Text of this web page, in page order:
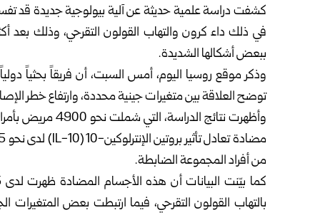
كشفت دراسة علمية حديثة عن آلية بيولوجية جديدة قد
في ذلك داء كرون والتهاب القولون التقرحي، وذلك بعد
ببعض أشكالها الشديدة.
وذكر موقع روسيا اليوم، أمس السبت، أن فريقاً بحثياً
توضح العلاقة بين متغيرات جينية محددة، وارتفاع خطر
وأظهرت نتائج
من أفراد المجموعة الضابطة.
بالتهاب القولون التقرحي، فيما ارتبطت بعض المتغيرات